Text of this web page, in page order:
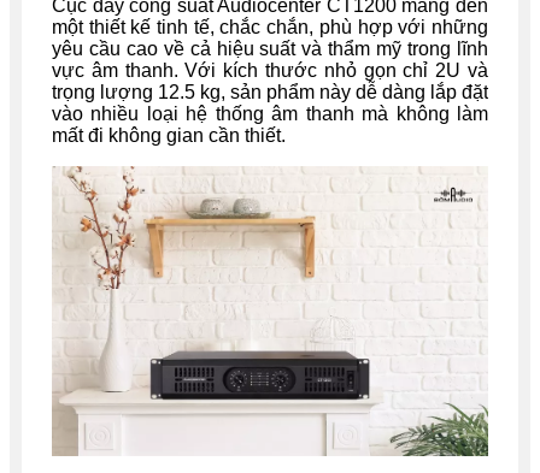
Cục đẩy công suất Audiocenter CT1200 mang đến
một thiết kế tinh tế, chắc chắn, phù hợp với những
yêu cầu cao về cả hiệu suất và thẩm mỹ trong lĩnh
vực âm thanh. Với kích thước nhỏ gọn chỉ 2U và
trọng lượng 12.5 kg, sản phẩm này dễ dàng lắp đặt
vào nhiều loại hệ thống âm thanh mà không làm
mất đi không gian cần thiết.